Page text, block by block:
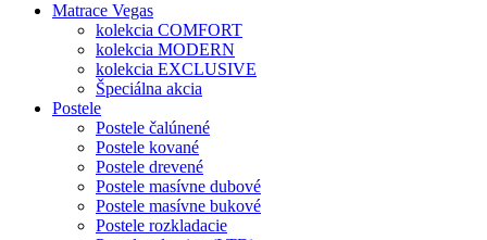
Matrace Vegas
kolekcia COMFORT
kolekcia MODERN
kolekcia EXCLUSIVE
Špeciálna akcia
Postele
Postele čalúnené
Postele kované
Postele drevené
Postele masívne dubové
Postele masívne bukové
Postele rozkladacie